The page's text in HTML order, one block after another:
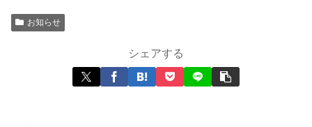
お知らせ
シェアする